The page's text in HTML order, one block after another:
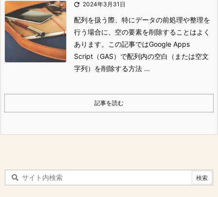
 2024年3月31日
配列を扱う際、特にデータの前処理や整理を
行う場合に、空の要素を削除することはよく
あります。この記事ではGoogle Apps
Script（GAS）で配列内の空白（または空文
字列）を削除する方法 ...
記事を読む